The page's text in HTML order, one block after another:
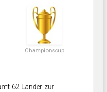
Championscup
62 Länder zur